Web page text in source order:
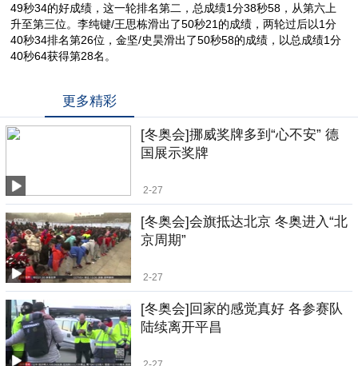
49秒34的好成绩，这一轮排名第二，总成绩1分38秒58，从第六上
升至第三位。李纯键/王思栋滑出了50秒21的成绩，两轮过后以1分
40秒34排名第26位，金坚/史昊滑出了50秒58的成绩，以总成绩1分
40秒64获得第28名。
更多精彩
[冬奥会]挪威奖牌多到“心不安” 德
国展示奖牌
2-27
[冬奥会]会旗抵达北京 冬奥进入“北
京周期”
2-27
[冬奥会]回家的感觉真好 各参赛队
陆续离开平昌